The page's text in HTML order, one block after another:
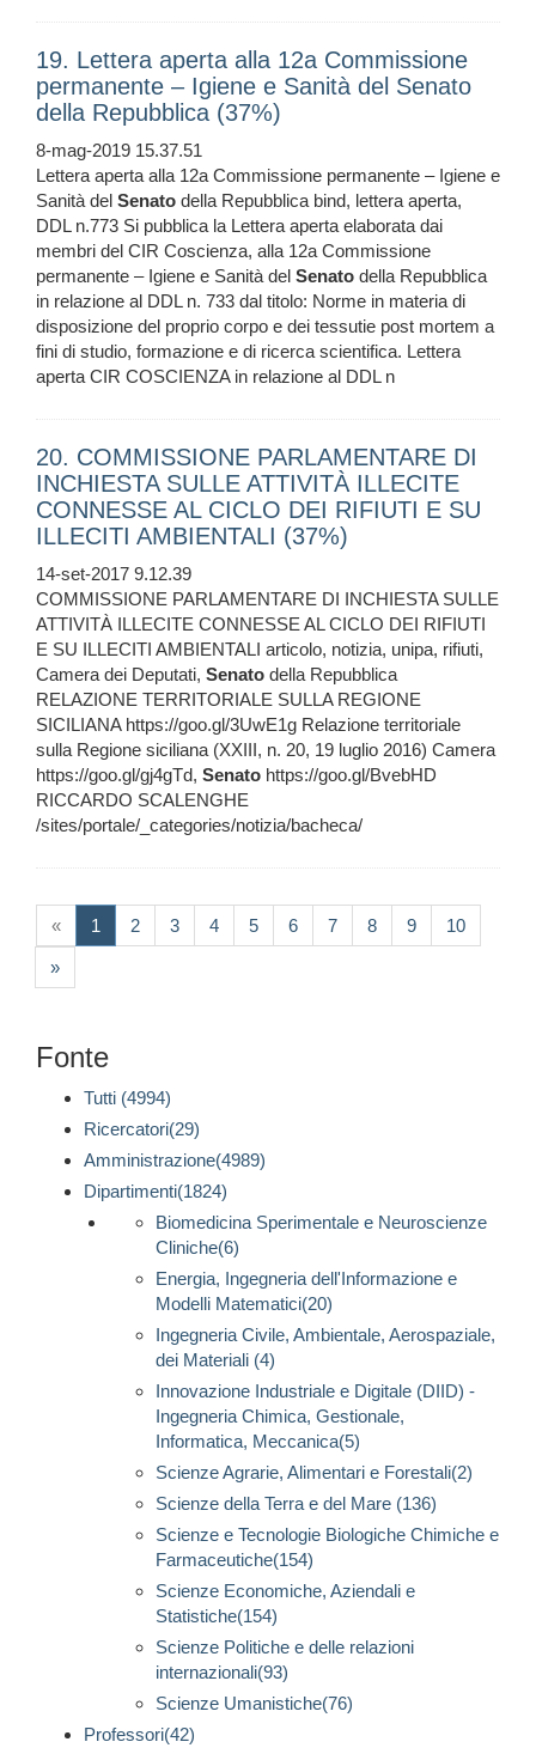
19. Lettera aperta alla 12a Commissione
permanente – Igiene e Sanità del Senato
della Repubblica (37%)
8-mag-2019 15.37.51
Lettera aperta alla 12a Commissione permanente – Igiene e
Sanità del Senato della Repubblica bind, lettera aperta,
DDL n.773 Si pubblica la Lettera aperta elaborata dai
membri del CIR Coscienza, alla 12a Commissione
permanente – Igiene e Sanità del Senato della Repubblica
in relazione al DDL n. 733 dal titolo: Norme in materia di
disposizione del proprio corpo e dei tessutie post mortem a
fini di studio, formazione e di ricerca scientifica. Lettera
aperta CIR COSCIENZA in relazione al DDL n
20. COMMISSIONE PARLAMENTARE DI
INCHIESTA SULLE ATTIVITÀ ILLECITE
CONNESSE AL CICLO DEI RIFIUTI E SU
ILLECITI AMBIENTALI (37%)
14-set-2017 9.12.39
COMMISSIONE PARLAMENTARE DI INCHIESTA SULLE
ATTIVITÀ ILLECITE CONNESSE AL CICLO DEI RIFIUTI
E SU ILLECITI AMBIENTALI articolo, notizia, unipa, rifiuti,
Camera dei Deputati, Senato della Repubblica
RELAZIONE TERRITORIALE SULLA REGIONE
SICILIANA https://goo.gl/3UwE1g Relazione territoriale
sulla Regione siciliana (XXIII, n. 20, 19 luglio 2016) Camera
https://goo.gl/gj4gTd, Senato https://goo.gl/BvebHD
RICCARDO SCALENGHE
/sites/portale/_categories/notizia/bacheca/
« 1 (current)
2 3 4 5 6 7 8 9 10
»
Fonte
Tutti (4994)
Ricercatori(29)
Amministrazione(4989)
Dipartimenti(1824)
Biomedicina Sperimentale e Neuroscienze
Cliniche(6)
Energia, Ingegneria dell'Informazione e
Modelli Matematici(20)
Ingegneria Civile, Ambientale, Aerospaziale,
dei Materiali (4)
Innovazione Industriale e Digitale (DIID) -
Ingegneria Chimica, Gestionale,
Informatica, Meccanica(5)
Scienze Agrarie, Alimentari e Forestali(2)
Scienze della Terra e del Mare (136)
Scienze e Tecnologie Biologiche Chimiche e
Farmaceutiche(154)
Scienze Economiche, Aziendali e
Statistiche(154)
Scienze Politiche e delle relazioni
internazionali(93)
Scienze Umanistiche(76)
Professori(42)